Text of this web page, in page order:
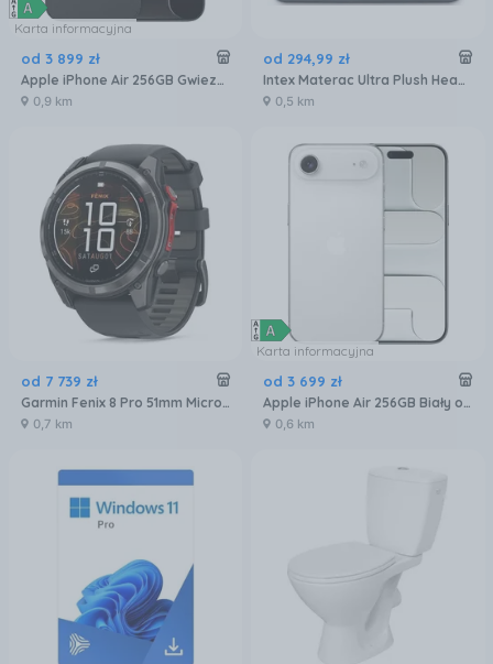
Karta informacyjna
od 3 899 zł
Apple iPhone Air 256GB Gwiezdna czerń
0,9 km
od 294,99 zł
Intex Materac Ultra Plush Headboard 64448
0,5 km
od 7 739 zł
Garmin Fenix 8 Pro 51mm Microled Sapphire Carbon Grey DLC Titanium Czarno Szary Pasek (100338001)
0,7 km
Karta informacyjna
od 3 699 zł
Apple iPhone Air 256GB Biały obłok
0,6 km